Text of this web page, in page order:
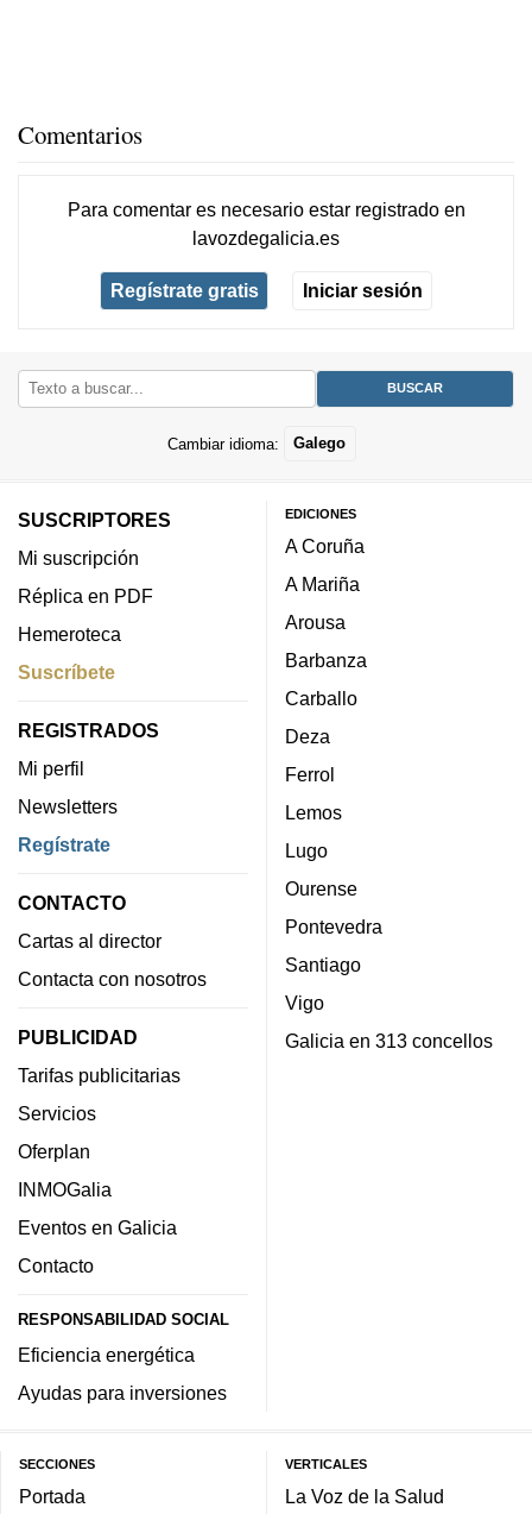
Comentarios
Para comentar es necesario estar registradoen
lavozdegalicia.es
Regístrate gratis Iniciar sesión
Cambiar idioma: Galego
SUSCRIPTORES
Mi suscripción
Réplica en PDF
Hemeroteca
Suscríbete
REGISTRADOS
Mi perfil
Newsletters
Regístrate
CONTACTO
Cartas al director
Contacta con nosotros
PUBLICIDAD
Tarifas publicitarias
Servicios
Oferplan
INMOGalia
Eventos en Galicia
Contacto
RESPONSABILIDAD SOCIAL
Eficiencia energética
Ayudas para inversiones
EDICIONES
A Coruña
A Mariña
Arousa
Barbanza
Carballo
Deza
Ferrol
Lemos
Lugo
Ourense
Pontevedra
Santiago
Vigo
Galicia en 313 concellos
SECCIONES
Portada
VERTICALES
La Voz de la Salud